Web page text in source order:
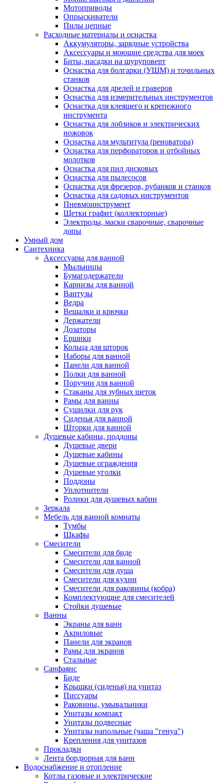
Мотоприводы
Опрыскиватели
Пилы цепные
Расходные материалы и оснастка
Аккумуляторы, зарядные устройства
Аксессуары и моющие средства для моек
Биты, насадки на шуруповерт
Оснастка для болгарки (УШМ) и точильных
станков
Оснастка для дрелей и граверов
Оснастка для измерительных инструментов
Оснастка для клеящего и крепежного
инструмента
Оснастка для лобзиков и электрических
ножовок
Оснастка для мультитула (реноватора)
Оснастка для перфораторов и отбойных
молотков
Оснастка для пил дисковых
Оснастка для пылесосов
Оснастка для фрезеров, рубанков и станков
Оснастка для садовых инструментов
Пневмоинструмент
Щетки графит (коллекторные)
Электроды, маски сварочные, сварочные
допы
Умный дом
Сантехника
Аксессуары для ванной
Мыльницы
Бумагодержатели
Карнизы для ванной
Вантузы
Ведра
Вешалки и крючки
Держатели
Дозаторы
Ершики
Кольца для шторок
Наборы для ванной
Панели для ванной
Полки для ванной
Поручни для ванной
Стаканы для зубных щеток
Рамы для ванны
Сушилки для рук
Сиденья для ванной
Шторки для ванной
Душевые кабины, поддоны
Душевые двери
Душевые кабины
Душевые ограждения
Душевые уголки
Поддоны
Уплотнители
Ролики для душевых кабин
Зеркала
Мебель для ванной комнаты
Тумбы
Шкафы
Смесители
Смесители для биде
Смесители для ванной
Смесители для душа
Смесители для кухни
Смесители для раковины (кобра)
Комплектующие для смесителей
Стойки душевые
Ванны
Экраны для ванн
Акриловые
Панели для экранов
Рамы для экранов
Стальные
Санфаянс
Биде
Крышки (сиденья) на унитаз
Писсуары
Раковины, умывальники
Унитазы компакт
Унитазы подвесные
Унитазы напольные (чаша "генуа")
Крепления для унитазов
Прокладки
Лента бордюрная для ванн
Водоснабжение и отопление
Котлы газовые и электрические